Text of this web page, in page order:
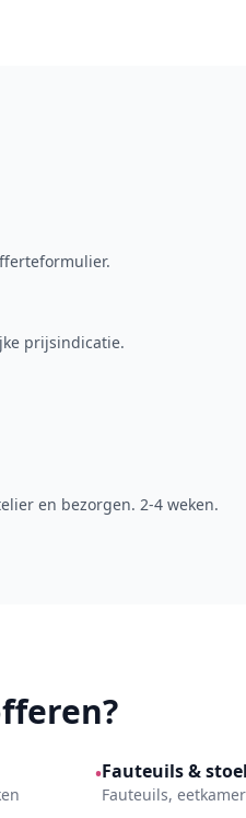
prijsindicatie.
en bezorgen. 2-4 weken.
•Fauteuils &
Fauteuils,